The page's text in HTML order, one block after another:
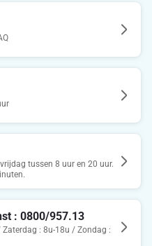
tussen 8 uur en 20 uur.
: 0800/957.13
: 8u-18u / Zondag :